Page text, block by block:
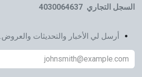
السجل التجاري 4030064637
أرسل لي الأخبار والتحديثات والعروض.